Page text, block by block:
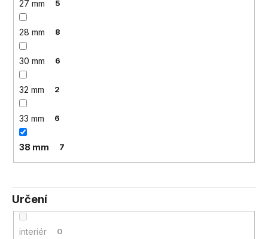
27 mm 5
28 mm 8
30 mm 6
32 mm 2
33 mm 6
38 mm 7
Určení
interiér 0